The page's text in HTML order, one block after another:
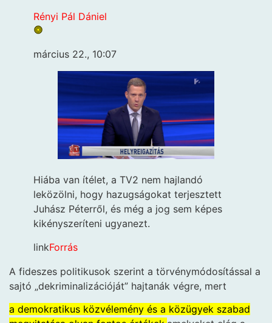
Rényi Pál Dániel
március 22., 10:07
Hiába van ítélet, a TV2 nem hajlandó
leközölni, hogy hazugságokat terjesztett
Juhász Péterről, és még a jog sem képes
kikényszeríteni ugyanezt.
linkForrás
A fideszes politikusok szerint a törvénymódosítással a
sajtó „dekriminalizációját” hajtanák végre, mert
a demokratikus közvélemény és a közügyek szabad